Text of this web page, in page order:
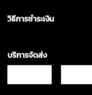
วิธีการชำระเงิน
บริการจัดส่ง